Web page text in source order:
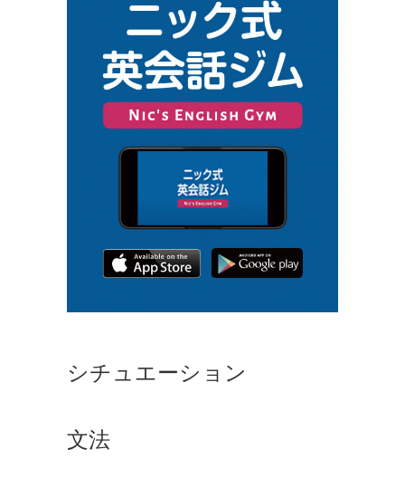
シチュエーション
文法